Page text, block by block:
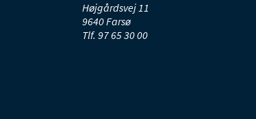
Højgårdsvej 11
9640 Farsø
Tlf. 97 65 30 00